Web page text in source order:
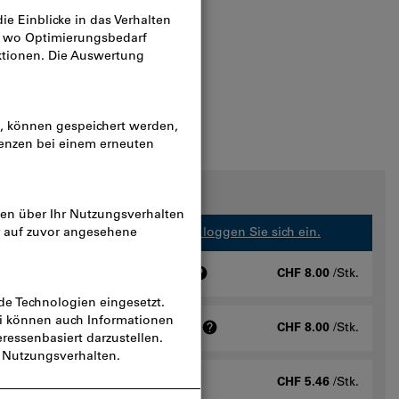
verfügbar. Bitte loggen Sie sich ein.
CHF 8.00 /Stk.
inklusive Freitext, Menge: 1 CHF 8.00 /Stk.
CHF 5.46 /Stk.